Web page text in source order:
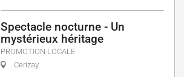
Spectacle nocturne - Un
mystérieux héritage
PROMOTION LOCALE
Cerizay